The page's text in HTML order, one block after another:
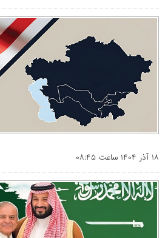
۱۸ آذر ۱۴۰۴ ساعت ۰۸:۴۵